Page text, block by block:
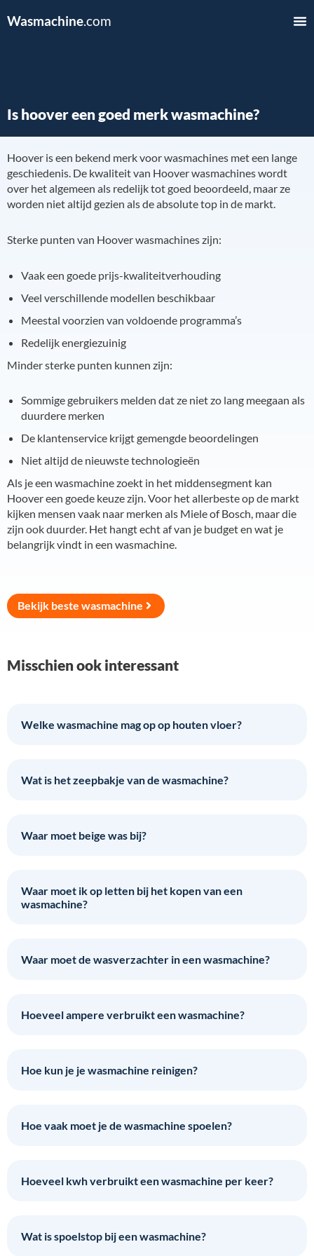
Wasmachine.com
Is hoover een goed merk wasmachine?
Hoover is een bekend merk voor wasmachines met een lange
geschiedenis. De kwaliteit van Hoover wasmachines wordt
over het algemeen als redelijk tot goed beoordeeld, maar ze
worden niet altijd gezien als de absolute top in de markt.
Sterke punten van Hoover wasmachines zijn:
Vaak een goede prijs-kwaliteitverhouding
Veel verschillende modellen beschikbaar
Meestal voorzien van voldoende programma’s
Redelijk energiezuinig
Minder sterke punten kunnen zijn:
Sommige gebruikers melden dat ze niet zo lang meegaan als
duurdere merken
De klantenservice krijgt gemengde beoordelingen
Niet altijd de nieuwste technologieën
Als je een wasmachine zoekt in het middensegment kan
Hoover een goede keuze zijn. Voor het allerbeste op de markt
kijken mensen vaak naar merken als Miele of Bosch, maar die
zijn ook duurder. Het hangt echt af van je budget en wat je
belangrijk vindt in een wasmachine.
Bekijk beste wasmachine
Misschien ook interessant
Welke wasmachine mag op op houten vloer?
Wat is het zeepbakje van de wasmachine?
Waar moet beige was bij?
Waar moet ik op letten bij het kopen van een
wasmachine?
Waar moet de wasverzachter in een wasmachine?
Hoeveel ampere verbruikt een wasmachine?
Hoe kun je je wasmachine reinigen?
Hoe vaak moet je de wasmachine spoelen?
Hoeveel kwh verbruikt een wasmachine per keer?
Wat is spoelstop bij een wasmachine?